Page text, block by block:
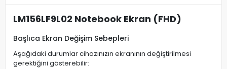
LM156LF9L02 Notebook Ekran (FHD)
Başlıca Ekran Değişim Sebepleri
Aşağıdaki durumlar cihazınızın ekranının değiştirilmesi
gerektiğini gösterebilir: